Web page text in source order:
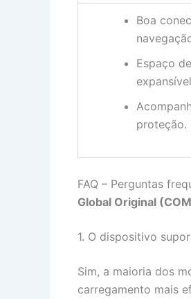
Boa
Espaço
proteção.
FAQ – Perguntas
Global Original
1. O dispositivo
Sim, a maioria dos
carregamento mais